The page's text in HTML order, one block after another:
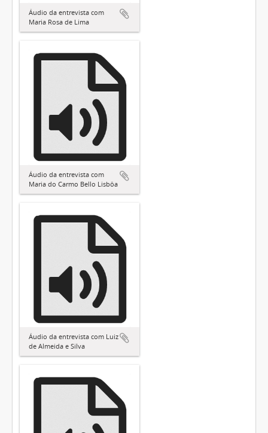
Áudio da entrevista com
Maria Rosa de Lima
Áudio da entrevista com
Maria do Carmo Bello Lisbôa
Áudio da entrevista com Luiz
de Almeida e Silva